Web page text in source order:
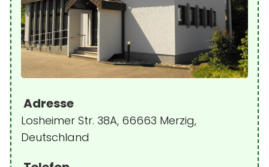
Adresse
Losheimer Str. 38A, 66663 Merzig,
Deutschland